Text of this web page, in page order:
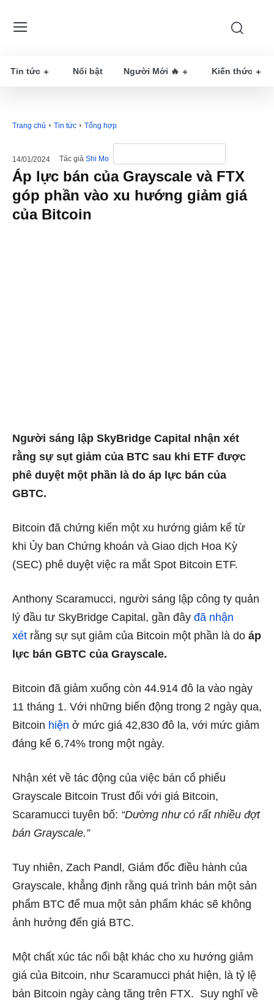
Tin tức Nổi bật Người Mới 🔥 Kiến thức
Trang chủ Tin tức Tổng hợp
14/01/2024 Tác giả Shi Mo
Áp lực bán của Grayscale và FTX
góp phần vào xu hướng giảm giá
của Bitcoin
Người sáng lập SkyBridge Capital nhận xét
rằng sự sụt giảm của BTC sau khi ETF được
phê duyệt một phần là do áp lực bán của
GBTC.
Bitcoin đã chứng kiến ​​một xu hướng giảm kể từ
khi Ủy ban Chứng khoán và Giao dịch Hoa Kỳ
(SEC) phê duyệt việc ra mắt Spot Bitcoin ETF.
Anthony Scaramucci, người sáng lập công ty quản
lý đầu tư SkyBridge Capital, gần đây đã nhận
xét rằng sự sụt giảm của Bitcoin một phần là do áp
lực bán GBTC của Grayscale.
Bitcoin đã giảm xuống còn 44.914 đô la vào ngày
11 tháng 1. Với những biến động trong 2 ngày qua,
Bitcoin hiện ở mức giá 42,830 đô la, với mức giảm
đáng kể 6,74% trong một ngày.
Nhận xét về tác động của việc bán cổ phiếu
Grayscale Bitcoin Trust đối với giá Bitcoin,
Scaramucci tuyên bố: “Dường như có rất nhiều đợt
bán Grayscale.”
Tuy nhiên, Zach Pandl, Giám đốc điều hành của
Grayscale, khẳng định rằng quá trình bán một sản
phẩm BTC để mua một sản phẩm khác sẽ không
ảnh hưởng đến giá BTC.
Một chất xúc tác nổi bật khác cho xu hướng giảm
giá của Bitcoin, như Scaramucci phát hiện, là tỷ lệ
bán Bitcoin ngày càng tăng trên FTX. Suy nghĩ về